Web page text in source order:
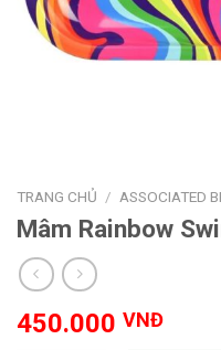
TRANG CHỦ / ASSOCIATED
Mâm Rainbow
450.000 VNĐ